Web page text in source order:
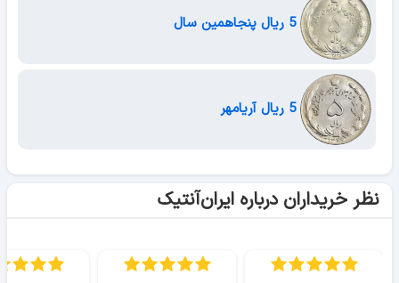
5 ریال پنجاهمین سال
5 ریال آریامهر
نظر خریداران درباره ایران‌آنتیک